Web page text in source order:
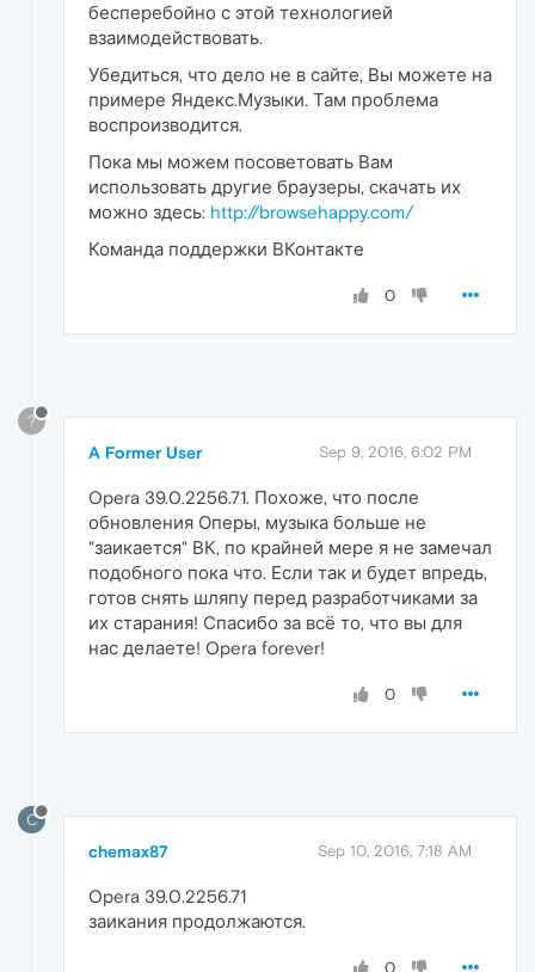
бесперебойно с этой технологией
взаимодействовать.
Убедиться, что дело не в сайте, Вы можете на
примере Яндекс.Музыки. Там проблема
воспроизводится.
Пока мы можем посоветовать Вам
использовать другие браузеры, скачать их
можно здесь: http://browsehappy.com/
Команда поддержки ВКонтакте
0
?
A Former User Sep 9, 2016, 6:02 PM
Opera 39.0.2256.71. Похоже, что после
обновления Оперы, музыка больше не
"заикается" ВК, по крайней мере я не замечал
подобного пока что. Если так и будет впредь,
готов снять шляпу перед разработчиками за
их старания! Спасибо за всё то, что вы для
нас делаете! Opera forever!
0
C
chemax87 Sep 10, 2016, 7:18 AM
Opera 39.0.2256.71
заикания продолжаются.
0